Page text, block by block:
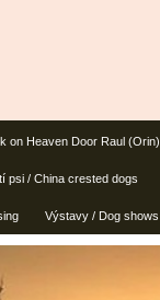
on Heaven Door Raul (Orin)
psi / China crested dogs
Výstavy / Dog shows